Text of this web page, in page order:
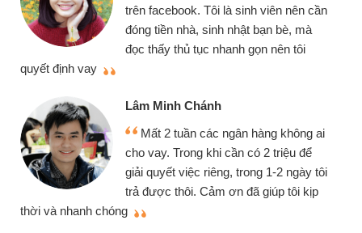
trên facebook. Tôi là sinh viên nên cần
đóng tiền nhà, sinh nhật bạn bè, mà
đọc thấy thủ tục nhanh gọn nên tôi
quyết định vay
Lâm Minh Chánh
Mất 2 tuần các ngân hàng không ai
cho vay. Trong khi cần có 2 triệu để
giải quyết việc riêng, trong 1-2 ngày tôi
trả được thôi. Cảm ơn đã giúp tôi kịp
thời và nhanh chóng